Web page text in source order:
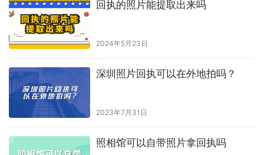
回执的照片能提取出来吗
2024年5月23日
深圳照片回执可以在外地拍吗？
2023年7月31日
照相馆可以自带照片拿回执吗